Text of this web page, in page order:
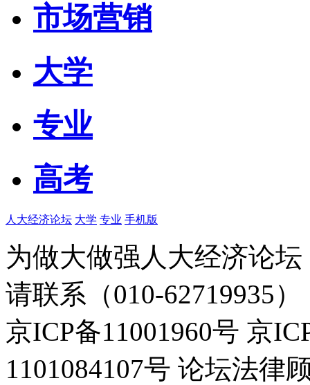
市场营销
大学
专业
高考
人大经济论坛 大学 专业 手机版
为做大做强人大经济论
请联系（010-62719935）
京ICP备11001960号 京
1101084107号 论坛法律